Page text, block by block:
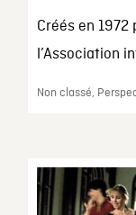
Créés en
l’Association
Non classé,